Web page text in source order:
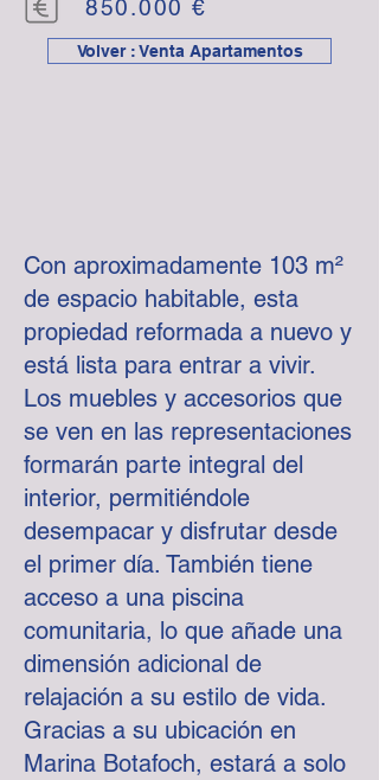
850.000 €
Volver : Venta Apartamentos
Con aproximadamente 103 m²
de espacio habitable, esta
propiedad reformada a nuevo y
está lista para entrar a vivir.
Los muebles y accesorios que
se ven en las representaciones
formarán parte integral del
interior, permitiéndole
desempacar y disfrutar desde
el primer día. También tiene
acceso a una piscina
comunitaria, lo que añade una
dimensión adicional de
relajación a su estilo de vida.
Gracias a su ubicación en
Marina Botafoch, estará a solo